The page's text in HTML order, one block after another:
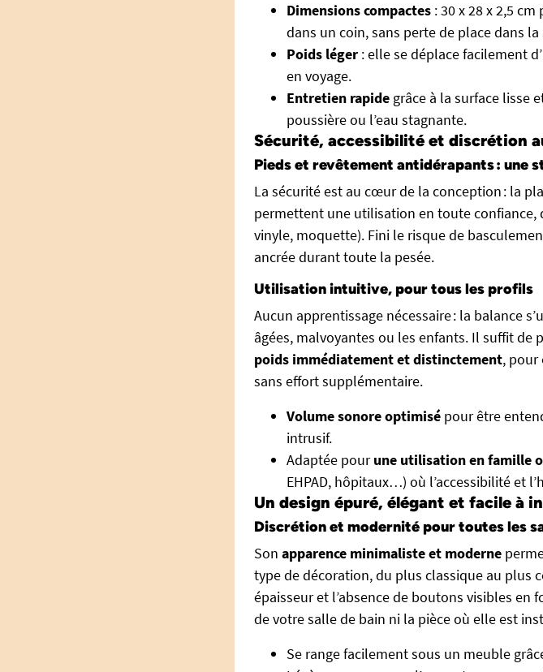
Dimensions compactes : 30 x 28 x 2,5
dans un coin, sans perte de place dans
Poids léger : elle se déplace facilement
en voyage.
Entretien rapide grâce à la surface lisse
poussière ou l’eau stagnante.
Sécurité, accessibilité et discrétion
Pieds et revêtement antidérapants : une
La sécurité est au cœur de la conception : la
permettent une utilisation en toute confiance,
vinyle, moquette). Fini le risque de
ancrée durant toute la pesée.
Utilisation intuitive, pour tous les profils
Aucun apprentissage nécessaire : la balance
âgées, malvoyantes ou les enfants. Il suffit de
poids immédiatement et distinctement, pour
sans effort supplémentaire.
Volume sonore optimisé pour être
intrusif.
Adaptée pourune utilisation en famille
EHPAD, hôpitaux…) où l’accessibilité et
Un design épuré, élégant et facile à
Discrétion et modernité pour toutes les
Son apparence minimaliste et moderne
type de décoration, du plus classique au plus
épaisseur et l’absence de boutons visibles
de votre salle de bain ni la pièce où elle est
Se range facilement sous un meuble